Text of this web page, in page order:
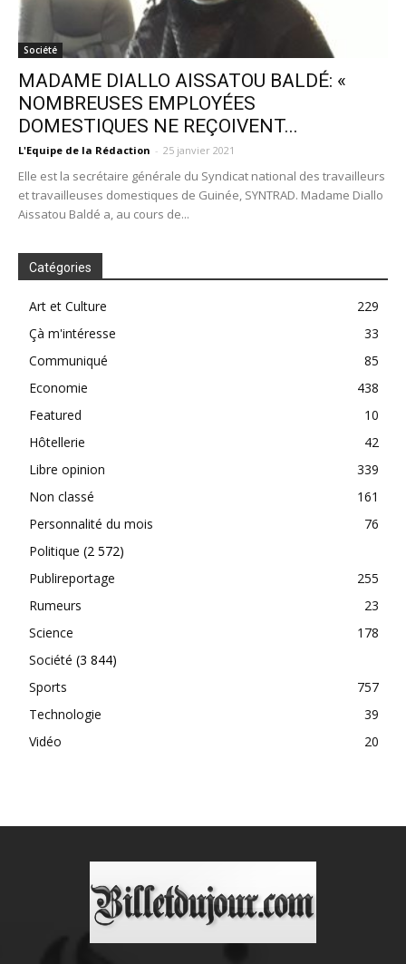
Société
MADAME DIALLO AISSATOU BALDÉ: «
NOMBREUSES EMPLOYÉES
DOMESTIQUES NE REÇOIVENT...
L'Equipe de la Rédaction - 25 janvier 2021
Elle est la secrétaire générale du Syndicat national des travailleurs
et travailleuses domestiques de Guinée, SYNTRAD. Madame Diallo
Aissatou Baldé a, au cours de...
Catégories
Art et Culture
229
Çà m'intéresse
33
Communiqué
85
Economie
438
Featured
10
Hôtellerie
42
Libre opinion
339
Non classé
161
Personnalité du mois
76
Politique (2 572)
Publireportage
255
Rumeurs
23
Science
178
Société (3 844)
Sports
757
Technologie
39
Vidéo
20